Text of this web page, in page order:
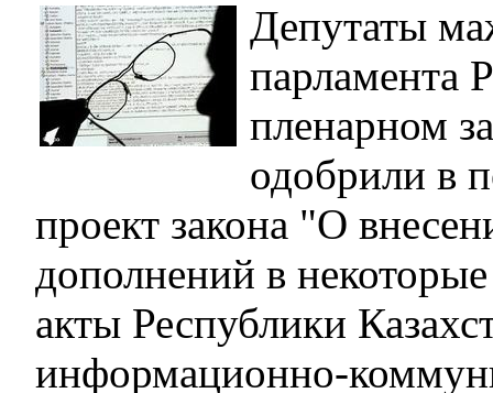
Депутаты
парламента
пленарном
одобрили в
проект закона "О
дополнений в
акты Республики
информационно-